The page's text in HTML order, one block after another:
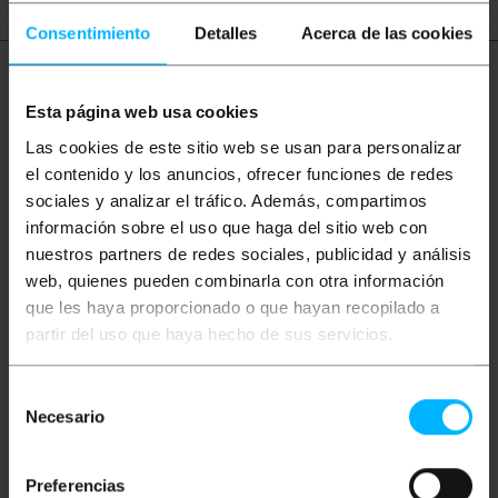
Consentimiento Detalles Acerca de las cookies
Esta página web usa cookies
Las cookies de este sitio web se usan para personalizar
el contenido y los anuncios, ofrecer funciones de redes
sociales y analizar el tráfico. Además, compartimos
información sobre el uso que haga del sitio web con
nuestros partners de redes sociales, publicidad y análisis
web, quienes pueden combinarla con otra información
que les haya proporcionado o que hayan recopilado a
partir del uso que haya hecho de sus servicios.
Necesario
Preferencias
Więcej informacji
Opis
Kabel światłowodowy Simplex Single-Mode (SM).
Posiada złącze FC/PC na jednym końcu i złącze
SC/APC na drugim końcu. W 100% sprawdzony
kabel, najwyższej jakości i LSZH (bezhalogenowy o
niskiej emisji dymu). Sekcja rdzenia centralnego i
jego powłoka o grubości 9/125 mikronów (µm).
zakrzywianie przewodu i lepsze dopasowanie